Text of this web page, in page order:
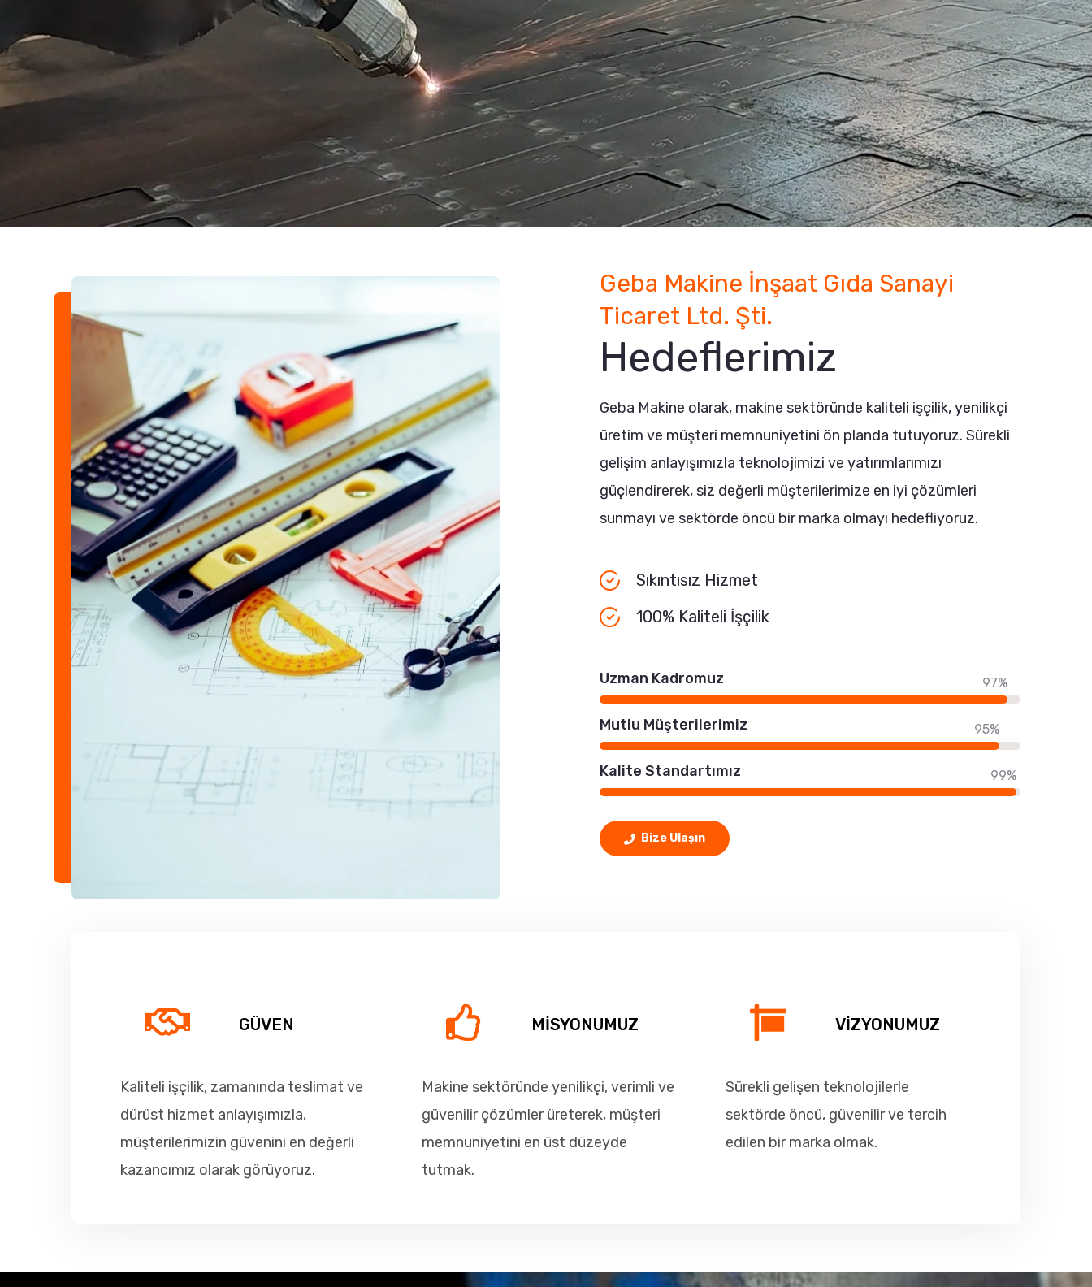
Geba Makine İnşaat Gıda Sanayi
Ticaret Ltd. Şti.
Hedeflerimiz
Geba Makine olarak, makine sektöründe kaliteli işçilik, yenilikçi
üretim ve müşteri memnuniyetini ön planda tutuyoruz. Sürekli
gelişim anlayışımızla teknolojimizi ve yatırımlarımızı
güçlendirerek, siz değerli müşterilerimize en iyi çözümleri
sunmayı ve sektörde öncü bir marka olmayı hedefliyoruz.
Sıkıntısız Hizmet
100% Kaliteli İşçilik
Uzman Kadromuz 97%
Mutlu Müşterilerimiz 95%
Kalite Standartımız 99%
Bize Ulaşın
GÜVEN
Kaliteli işçilik, zamanında teslimat ve
dürüst hizmet anlayışımızla,
müşterilerimizin güvenini en değerli
kazancımız olarak görüyoruz.
MİSYONUMUZ
Makine sektöründe yenilikçi, verimli ve
güvenilir çözümler üreterek, müşteri
memnuniyetini en üst düzeyde
tutmak.
VİZYONUMUZ
Sürekli gelişen teknolojilerle
sektörde öncü, güvenilir ve tercih
edilen bir marka olmak.